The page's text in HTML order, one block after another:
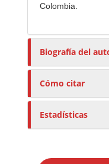
Colombia.
Biografía del
Cómo citar
Estadísticas